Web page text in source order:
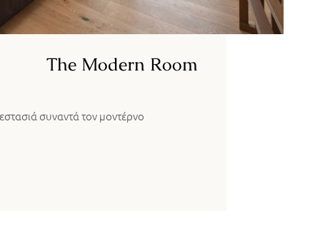
The Modern Room
συναντά τον μοντέρνο